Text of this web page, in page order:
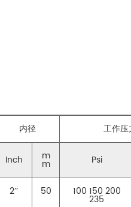
内径 工作压
Inch m
m Psi
2” 50 100 150 200
235